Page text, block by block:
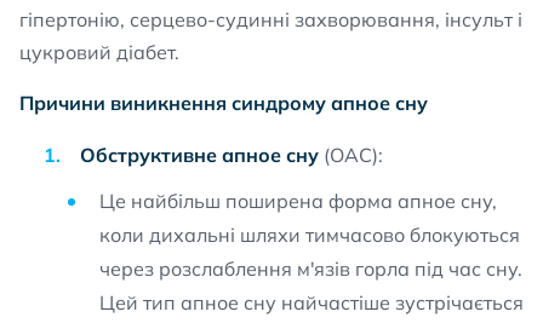
гіпертонію, серцево-судинні захворювання, інсульт і
цукровий діабет.
Причини виникнення синдрому апное сну
Обструктивне апное сну (ОАС):
Це найбільш поширена форма апное сну,
коли дихальні шляхи тимчасово блокуються
через розслаблення м'язів горла під час сну.
Цей тип апное сну найчастіше зустрічається